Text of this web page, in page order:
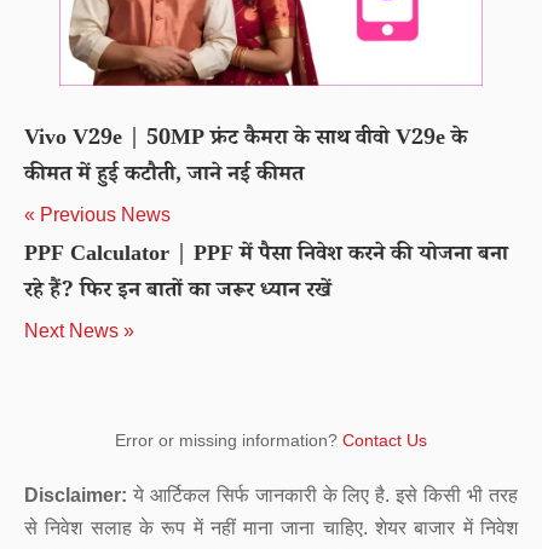
Vivo V29e | 50MP फ्रंट कैमरा के साथ वीवो V29e के
कीमत में हुई कटौती, जाने नई कीमत
« Previous News
PPF Calculator | PPF में पैसा निवेश करने की योजना बना
रहे हैं? फिर इन बातों का जरूर ध्यान रखें
Next News »
Error or missing information? Contact Us
Disclaimer: ये आर्टिकल सिर्फ जानकारी के लिए है. इसे किसी भी तरह
से निवेश सलाह के रूप में नहीं माना जाना चाहिए. शेयर बाजार में निवेश